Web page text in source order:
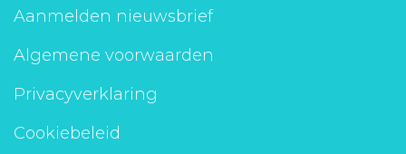
Aanmelden nieuwsbrief
Algemene voorwaarden
Privacyverklaring
Cookiebeleid